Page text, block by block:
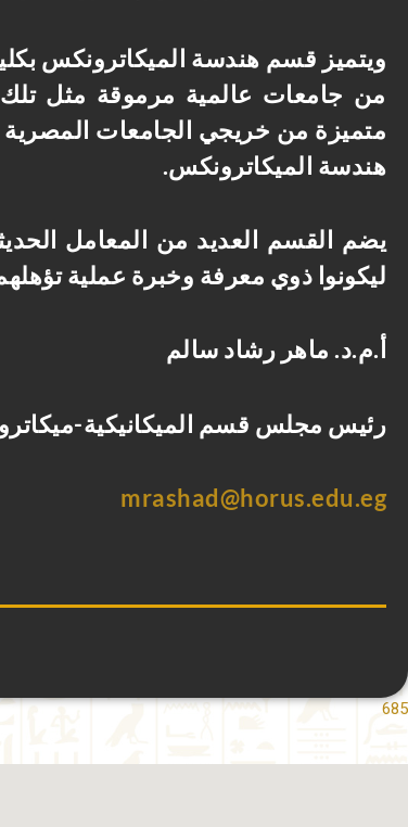
ويتميز قسم هندسة الميكاترونكس
من جامعات عالمية مرموقة مثل تلك
متميزة من خريجي الجامعات المصرية
هندسة الميكاترونكس.
يضم القسم العديد من المعامل
ليكونوا ذوي معرفة وخبرة عملية
أ.م.د. ماهر رشاد سالم
رئيس مجلس قسم الميكانيكية-
mrashad@horus.edu.eg
685